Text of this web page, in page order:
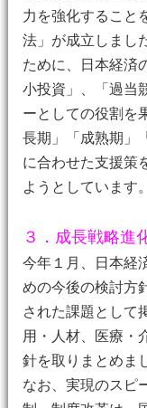
力を強化すること
法」が成立しまし
ために、日本経済
小投資」、「過当
ーとしての役割を
長期」「成熟期」
に合わせた支援策
ようとしています。
３．成長戦略進
今年１月、日本経
めの今後の検討方
された課題として
用・人材、医療・
針を取りまとめま
なお、実現のスピ